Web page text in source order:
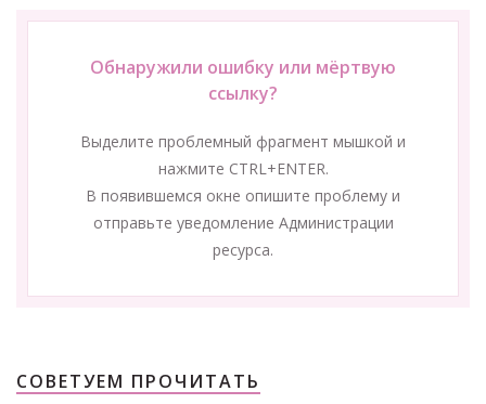
Обнаружили ошибку или мёртвую
ссылку?
Выделите проблемный фрагмент мышкой и
нажмите CTRL+ENTER.
В появившемся окне опишите проблему и
отправьте уведомление Администрации
ресурса.
СОВЕТУЕМ ПРОЧИТАТЬ